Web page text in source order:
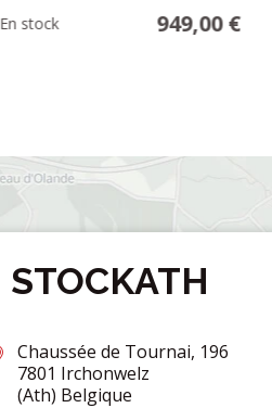
En stock 949,00 €
STOCKATH
Chaussée de Tournai, 196
7801 Irchonwelz
(Ath) Belgique